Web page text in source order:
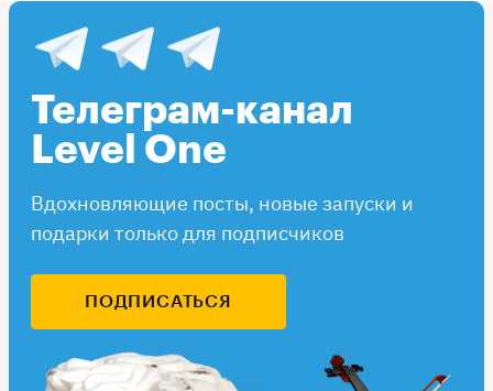
Телеграм-канал
Level One
Вдохновляющие посты, новые запуски и
подарки только для подписчиков
ПОДПИСАТЬСЯ